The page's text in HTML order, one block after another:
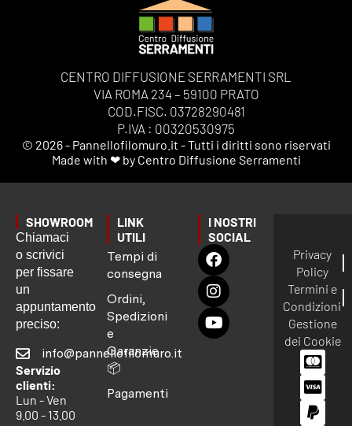
CENTRO DIFFUSIONE SERRAMENTI SRL
VIA ROMA 234 – 59100 PRATO
COD.FISC. 03728290481
P.IVA : 00320530975
© 2026 - Pannellofilomuro.it - Tutti i diritti sono riservati
Made with ❤ by Centro Diffusione Serramenti
SHOWROOM
Chiamaci
o scrivici
per fissare
un
appuntamento
preciso:
info@pannellofilomuro.it
Servizio
clienti:
Lun - Ven
9.00 - 13.00
LINK
UTILI
Tempi di
consegna
Ordini,
Spedizioni
e
Garanzie
📦
Pagamenti
I NOSTRI
SOCIAL
Privacy
Policy
Termini e
Condizioni
Gestione
dei Cookie